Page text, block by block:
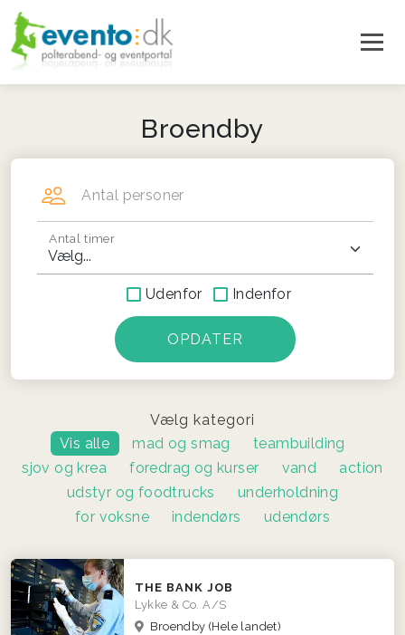
Broendby
Antal personer
Antal timer
Udenfor Indenfor
Vælg kategori
Vis alle
mad og smag
teambuilding
sjov og krea
foredrag og kurser vand
action
udstyr og foodtrucks
underholdning
for voksne
indendørs udendørs
THE BANK JOB
Lykke & Co. A/S
Broendby (Hele landet)